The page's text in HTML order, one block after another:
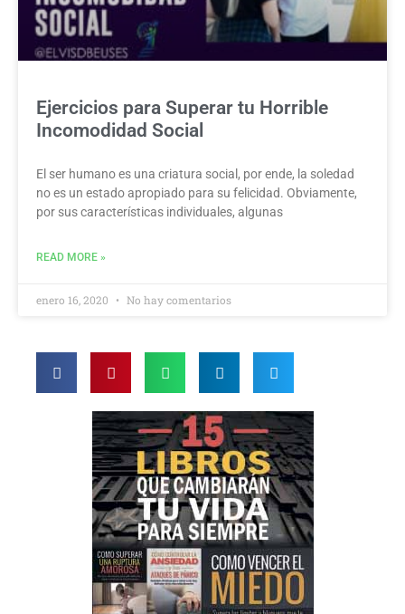
Ejercicios para Superar tu Horrible
Incomodidad Social
El ser humano es una criatura social, por ende, la soledad
no es un estado apropiado para su felicidad. Obviamente,
por sus características individuales, algunas
READ MORE »
enero 16, 2020 No hay comentarios